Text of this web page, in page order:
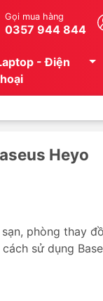
Gọi mua hàng
0357 944 844
- Điện
Heyo
phòng thay
sử dụng